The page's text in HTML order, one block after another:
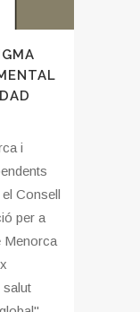
i
Consell
per a
Menorca
salut